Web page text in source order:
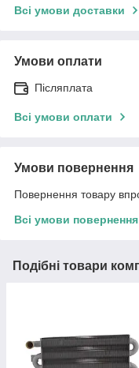
Всі умови доставки
Умови оплати
Післяплата
Всі умови оплати
Умови повернення
Повернення товару
Всі умови повернення
Подібні товари